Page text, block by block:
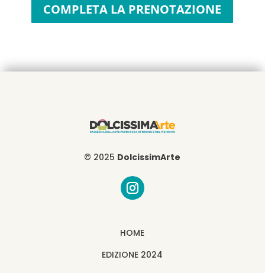
COMPLETA LA PRENOTAZIONE
© 2025 DolcissimArte
HOME
EDIZIONE 2024